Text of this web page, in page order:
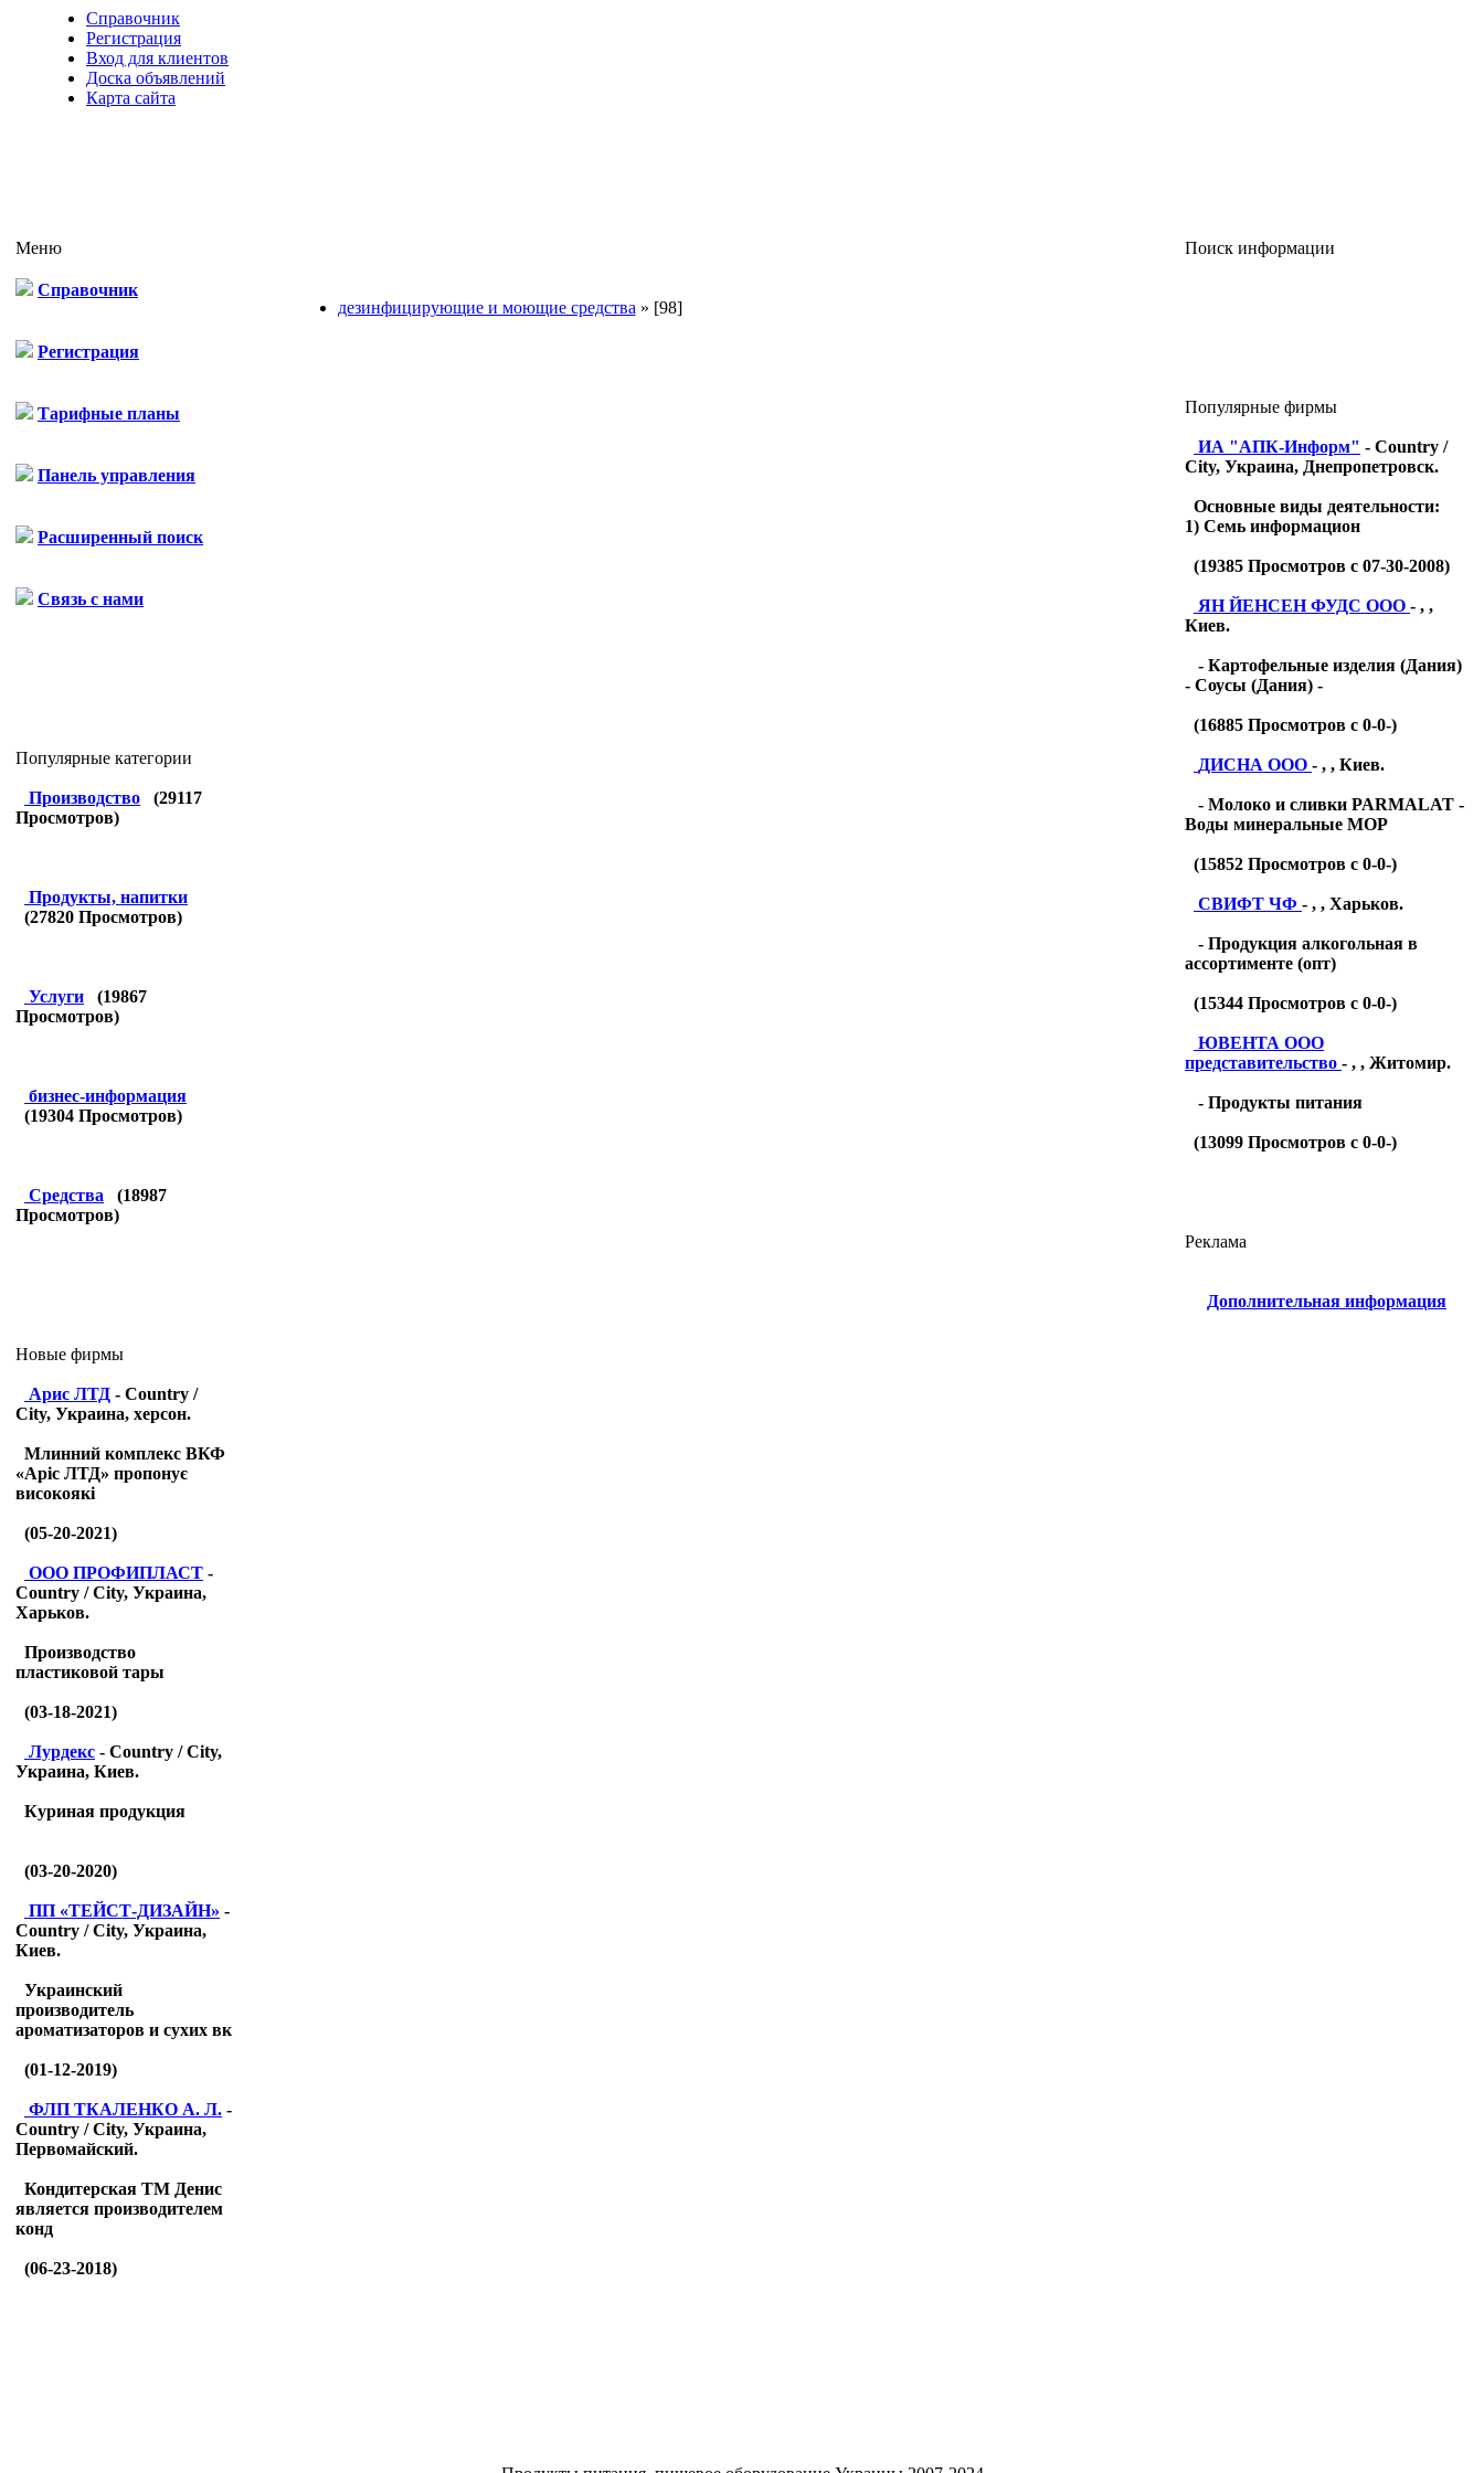
Справочник
Регистрация
Вход для клиентов
Доска объявлений
Карта сайта
Меню
Справочник
Регистрация
Тарифные планы
Панель управления
Расширенный поиск
Связь с нами
Популярные категории
Производство (29117
Просмотров)
Продукты, напитки
(27820 Просмотров)
Услуги (19867
Просмотров)
бизнес-информация
(19304 Просмотров)
Средства (18987
Просмотров)
Новые фирмы
Арис ЛТД - Country /
City, Украина, херсон.
Млинний комплекс ВКФ
«Аріс ЛТД» пропонує
високоякі
(05-20-2021)
ООО ПРОФИПЛАСТ -
Country / City, Украина,
Харьков.
Производство
пластиковой тары
(03-18-2021)
Лурдекс - Country / City,
Украина, Киев.
Куриная продукция
(03-20-2020)
ПП «ТЕЙСТ-ДИЗАЙН» -
Country / City, Украина,
Киев.
Украинский
производитель
ароматизаторов и сухих вк
(01-12-2019)
ФЛП ТКАЛЕНКО А. Л. -
Country / City, Украина,
Первомайский.
Кондитерская ТМ Денис
является производителем
конд
(06-23-2018)
дезинфицирующие и моющие средства » [98]
Поиск информации
Популярные фирмы
ИА "АПК-Информ" - Country /
City, Украина, Днепропетровск.
Основные виды деятельности:
1) Семь информацион
(19385 Просмотров с 07-30-2008)
ЯН ЙЕНСЕН ФУДС ООО - , ,
Киев.
- Картофельные изделия (Дания)
- Соусы (Дания) -
(16885 Просмотров с 0-0-)
ДИСНА ООО - , , Киев.
- Молоко и сливки PARMALAT -
Воды минеральные МОР
(15852 Просмотров с 0-0-)
СВИФТ ЧФ - , , Харьков.
- Продукция алкогольная в
ассортименте (опт)
(15344 Просмотров с 0-0-)
ЮВЕНТА ООО
представительство - , , Житомир.
- Продукты питания
(13099 Просмотров с 0-0-)
Реклама
Дополнительная информация